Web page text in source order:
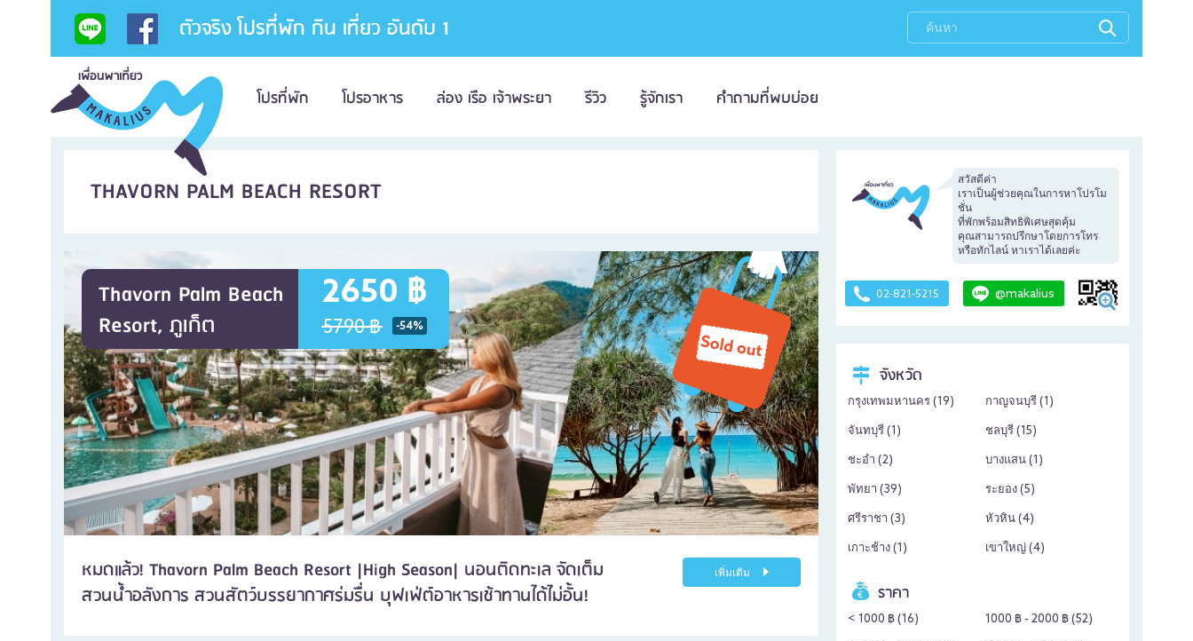
ตัวจริง โปรที่พัก กิน เที่ยว อันดับ 1
โปรที่พัก โปรอาหาร ล่อง เรือ เจ้าพระยา รีวิว รู้จักเรา คำถามที่พบบ่อย
THAVORN PALM BEACH RESORT
Thavorn Palm Beach
Resort, ภูเก็ต
2650 ฿
5790 ฿ -54%
หมดแล้ว! Thavorn Palm Beach Resort |High Season| นอนติดทะเล จัดเต็ม
สวนน้ำอลังการ สวนสัตว์บรรยากาศร่มรื่น บุฟเฟ่ต์อาหารเช้าทานได้ไม่อั้น!
เพิ่มเติม
สวัสดีค่า
เราเป็นผู้ช่วยคุณในการหาโปรโม
ชั่น
ที่พักพร้อมสิทธิพิเศษสุดคุ้ม
คุณสามารถปรึกษาโดยการโทร
หรือทักไลน์ หาเราได้เลยค่ะ
02-821-5215 @makalius
จังหวัด
กรุงเทพมหานคร (19) กาญจนบุรี (1 )
จันทบุรี (1 ) ชลบุรี (15)
ชะอำ (2) บางแสน (1 )
พัทยา (39) ระยอง (5)
ศรีราชา (3) หัวหิน (4)
เกาะช้าง (1 ) เขาใหญ่ (4)
ราคา
< 1000 ฿ (16) 1000 ฿ - 2000 ฿ (52)